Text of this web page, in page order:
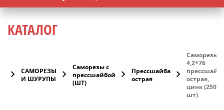
КАТАЛОГ
САМОРЕЗЫ
И ШУРУПЫ
Саморезы с
прессшайбой
(ШТ)
Прессшайба
острая
Саморезы
4,2*76
острая,
цинк (250
шт)